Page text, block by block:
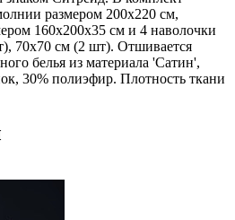
размером 200х220 см,
160х200х35 см и 4 наволочки
70х70 см (2 шт). Отшивается
белья из материала 'Сатин',
30% полиэфир. Плотность ткани